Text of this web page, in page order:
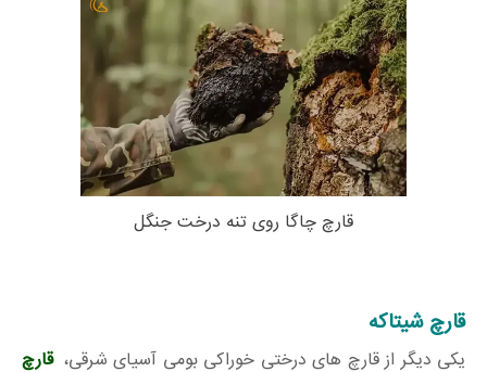
قارچ چاگا روی تنه درخت جنگل
قارچ شیتاکه
یکی دیگر از قارچ های درختی خوراکی بومی آسیای شرقی، قارچ